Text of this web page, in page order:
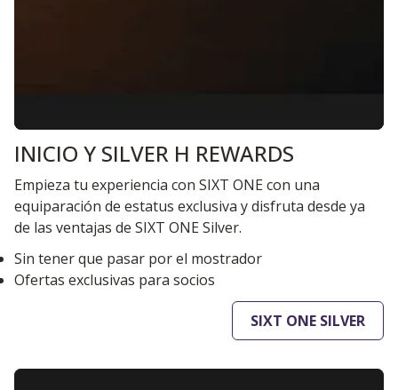
INICIO Y SILVER H REWARDS
Empieza tu experiencia con SIXT ONE con una
equiparación de estatus exclusiva y disfruta desde ya
de las ventajas de SIXT ONE Silver.
Sin tener que pasar por el mostrador
Ofertas exclusivas para socios
SIXT ONE SILVER